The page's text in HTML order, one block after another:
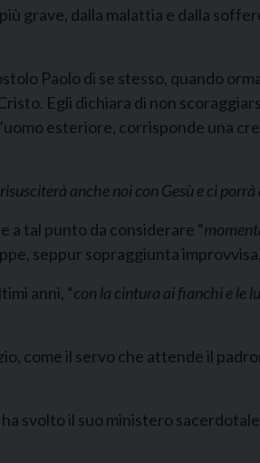
grave, dalla malattia e dalla
Paolo di se stesso, quando
Egli dichiara di non
esteriore, corrisponde una
anche noi con Gesù e ci
a tal punto da considerare “
seppur sopraggiunta
anni, “con la cintura ai fianchi e le
come il servo che attende il
svolto il suo ministero